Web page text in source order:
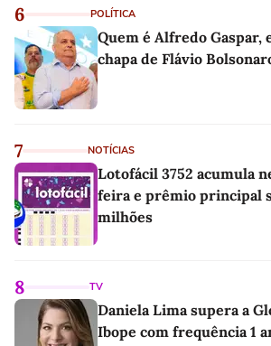
6 POLÍTICA
Quem é Alfredo Gaspar,
chapa de Flávio
7 NOTÍCIAS
Lotofácil 3752 acumula
feira e prêmio principal
milhões
8 TV
Daniela Lima supera a
Ibope com frequência 1